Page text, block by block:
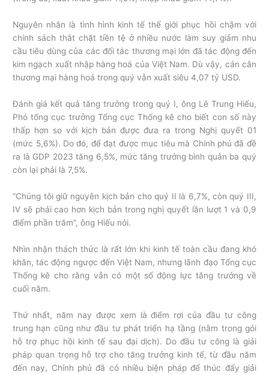
Nguyên nhân là tình hình kinh tế thế giới phục hồi chậm với
chính sách thắt chặt tiền tệ ở nhiều nước làm suy giảm nhu
cầu tiêu dùng của các đối tác thương mại lớn đã tác động đến
kim ngạch xuất nhập hàng hoá của Việt Nam. Dù vậy, cán cân
thương mại hàng hoá trong quý vẫn xuất siêu 4,07 tỷ USD.
Đánh giá kết quả tăng trưởng trong quý I, ông Lê Trung Hiếu,
Phó tổng cục trưởng Tổng cục Thống kê cho biết con số này
thấp hơn so với kịch bản được đưa ra trong Nghị quyết 01
(mức 5,6%). Do đó, để đạt được mục tiêu mà Chính phủ đã đề
ra là GDP 2023 tăng 6,5%, mức tăng trưởng bình quân ba quý
còn lại phải là 7,5%.
“Chúng tôi giữ nguyên kịch bản cho quý II là 6,7%, còn quý III,
IV sẽ phải cao hơn kịch bản trong nghị quyết lần lượt 1 và 0,9
điểm phần trăm”, ông Hiếu nói.
Nhìn nhận thách thức là rất lớn khi kinh tế toàn cầu đang khó
khăn, tác động ngược đến Việt Nam, nhưng lãnh đạo Tổng cục
Thống kê cho rằng vẫn có một số động lực tăng trưởng về
cuối năm.
Thứ nhất, năm nay được xem là điểm rơi của đầu tư công
trung hạn cũng như đầu tư phát triển hạ tầng (nằm trong gói
hỗ trợ phục hồi kinh tế sau đại dịch). Do đầu tư công là giải
pháp quan trọng hỗ trợ cho tăng trưởng kinh tế, từ đầu năm
đến nay, Chính phủ đã có nhiều biện pháp để thúc đẩy giải